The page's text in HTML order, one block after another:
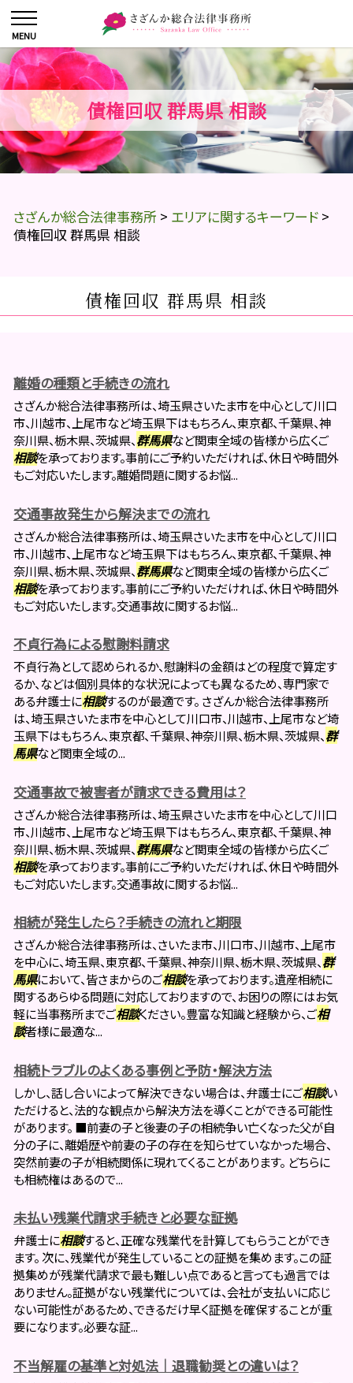
債権回収 群馬県 相談
さざんか総合法律事務所 > エリアに関するキーワード >
債権回収 群馬県 相談
債権回収 群馬県 相談
離婚の種類と手続きの流れ
さざんか総合法律事務所は、埼玉県さいたま市を中心として川口
市、川越市、上尾市など埼玉県下はもちろん、東京都、千葉県、神
奈川県、栃木県、茨城県、群馬県など関東全域の皆様から広くご
相談を承っております。事前にご予約いただければ、休日や時間外
もご対応いたします。離婚問題に関するお悩...
交通事故発生から解決までの流れ
さざんか総合法律事務所は、埼玉県さいたま市を中心として川口
市、川越市、上尾市など埼玉県下はもちろん、東京都、千葉県、神
奈川県、栃木県、茨城県、群馬県など関東全域の皆様から広くご
相談を承っております。事前にご予約いただければ、休日や時間外
もご対応いたします。交通事故に関するお悩...
不貞行為による慰謝料請求
不貞行為として認められるか、慰謝料の金額はどの程度で算定す
るか、などは個別具体的な状況によっても異なるため、専門家で
ある弁護士に相談するのが最適です。 さざんか総合法律事務所
は、埼玉県さいたま市を中心として川口市、川越市、上尾市など埼
玉県下はもちろん、東京都、千葉県、神奈川県、栃木県、茨城県、群
馬県など関東全域の...
交通事故で被害者が請求できる費用は？
さざんか総合法律事務所は、埼玉県さいたま市を中心として川口
市、川越市、上尾市など埼玉県下はもちろん、東京都、千葉県、神
奈川県、栃木県、茨城県、群馬県など関東全域の皆様から広くご
相談を承っております。事前にご予約いただければ、休日や時間外
もご対応いたします。交通事故に関するお悩...
相続が発生したら？手続きの流れと期限
さざんか総合法律事務所は、さいたま市、川口市、川越市、上尾市
を中心に、埼玉県、東京都、千葉県、神奈川県、栃木県、茨城県、群
馬県において、皆さまからのご相談を承っております。遺産相続に
関するあらゆる問題に対応しておりますので、お困りの際にはお気
軽に当事務所までご相談ください。豊富な知識と経験から、ご相
談者様に最適な...
相続トラブルのよくある事例と予防・解決方法
しかし、話し合いによって解決できない場合は、弁護士にご相談い
ただけると、法的な観点から解決方法を導くことができる可能性
があります。 ■前妻の子と後妻の子の相続争い亡くなった父が自
分の子に、離婚歴や前妻の子の存在を知らせていなかった場合、
突然前妻の子が相続関係に現れてくることがあります。 どちらに
も相続権はあるので...
未払い残業代請求手続きと必要な証拠
弁護士に相談すると、正確な残業代を計算してもらうことができ
ます。 次に、残業代が発生していることの証拠を集めます。この証
拠集めが残業代請求で最も難しい点であると言っても過言では
ありません。証拠がない残業代については、会社が支払いに応じ
ない可能性があるため、できるだけ早く証拠を確保することが重
要になります。必要な証...
不当解雇の基準と対処法｜退職勧奨との違いは？